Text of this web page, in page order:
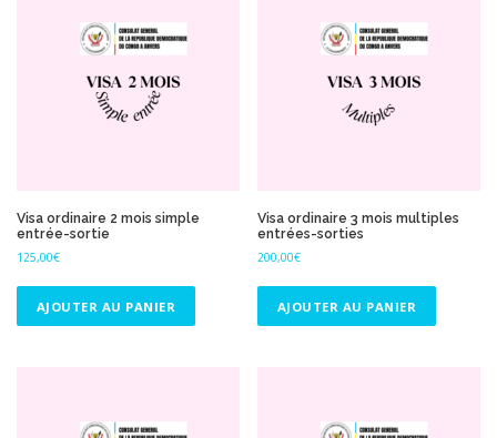
Visa ordinaire 2 mois simple
entrée-sortie
125,00€
AJOUTER AU PANIER
Visa ordinaire 3 mois multiples
entrées-sorties
200,00€
AJOUTER AU PANIER